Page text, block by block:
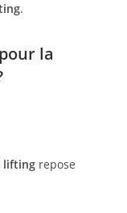
.
la
lifting repose